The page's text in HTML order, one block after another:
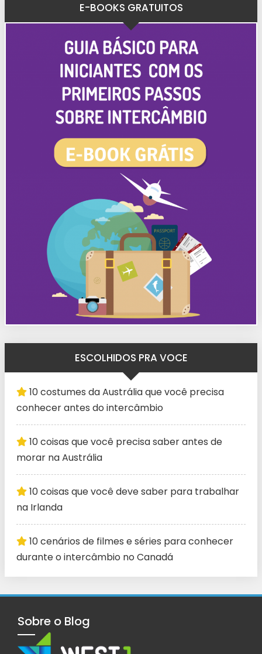
E-BOOKS GRATUITOS
ESCOLHIDOS PRA VOCE
10 costumes da Austrália que você precisa
conhecer antes do intercâmbio
10 coisas que você precisa saber antes de
morar na Austrália
10 coisas que você deve saber para trabalhar
na Irlanda
10 cenários de filmes e séries para conhecer
durante o intercâmbio no Canadá
Sobre o Blog